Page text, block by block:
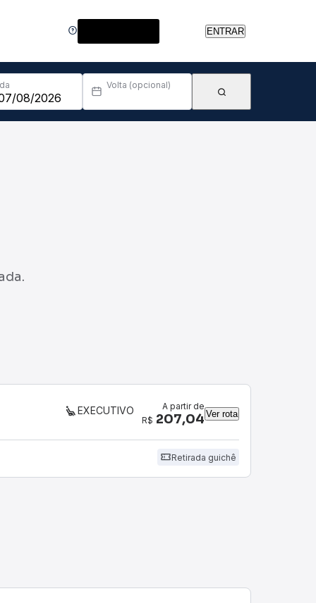
ENTRAR
Volta (opcional)
EXECUTIVO
A partir de
R$ 207,04 Ver rota
Retirada guichê